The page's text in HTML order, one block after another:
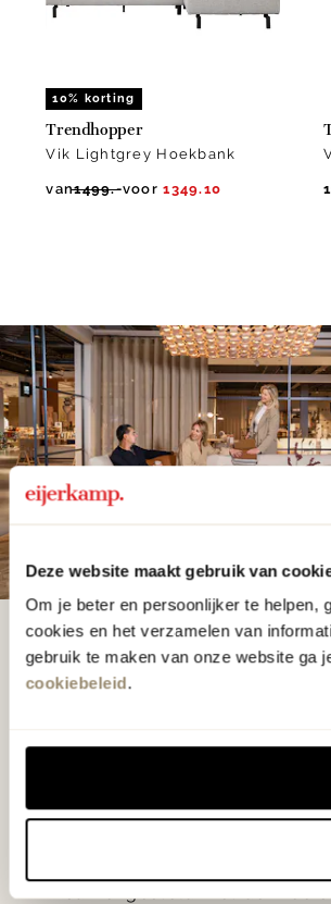
Deze website maakt gebruik van
Om je beter en persoonlijker te helpen,
cookies en het verzamelen van
gebruik te maken van onze website ga
cookiebeleid.
10% korting
Trendhopper
Vik Lightgrey Hoekbank
van1499.-voor 1349.10
De
gezien op tv!
Wie kent het programma
'Weer verliefd op je huis'
hebben met liefde de